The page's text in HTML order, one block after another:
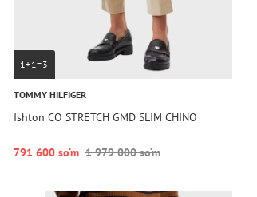
1+1=3
TOMMY HILFIGER
Ishton CO STRETCH GMD SLIM CHINO
791 600 so‘m 1 979 000 so‘m